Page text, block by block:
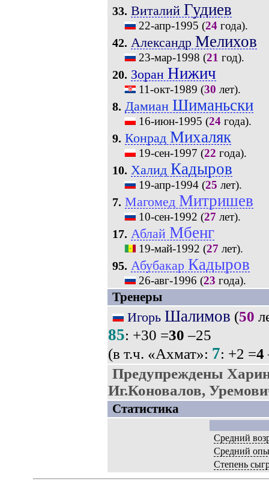
33. Виталий Гудиев
22-апр-1995 (24года).
42. Александр Мелихов
23-мар-1998 (21 год).
20. Зоран Нижич
11-окт-1989 (30 лет).
8. Дамиан Шиманьски
16-июн-1995 (24года).
9. Конрад Михаляк
19-сен-1997 (22 года).
10. Халид Кадыров
19-апр-1994(25 лет).
7. Магомед Митришев
10-сен-1992 (27 лет).
17. Аблай Мбенг
19-май-1992 (27 лет).
95. Абубакар Кадыров
26-авг-1996 (23 года).
Тренеры
Игорь Шалимов (50
85: +30 =30 –25
(в т.ч. «Ахмат»: 7: +2 =4
Предупреждены
Иг.Коновалов,
Статистика
Средний
Средний
Степень